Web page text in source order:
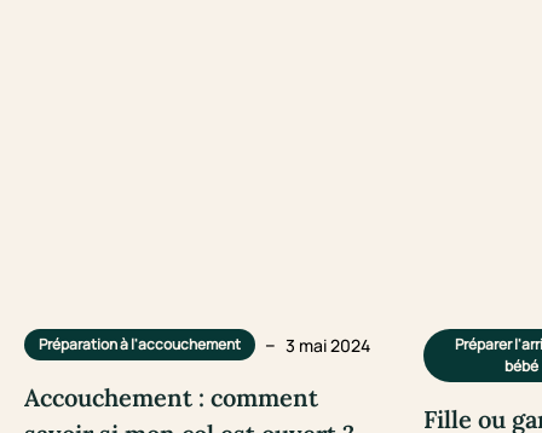
Préparation à l'accouchement – 3 mai 2024
Accouchement : comment
Préparer
bébé
Fille ou